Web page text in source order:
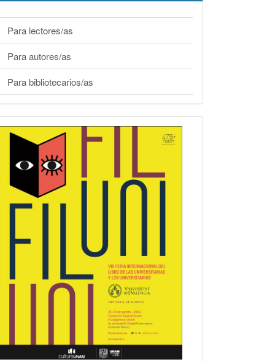
Para lectores/as
Para autores/as
Para bibliotecarios/as